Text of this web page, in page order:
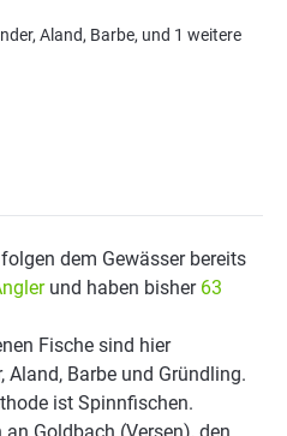
Aland, Barbe, und 1 weitere
dem Gewässer bereits
und haben bisher 63
Fische sind hier
Aland, Barbe und Gründling.
ist Spinnfischen.